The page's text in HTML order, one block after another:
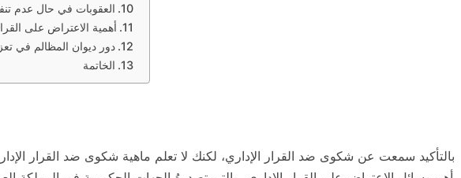
العقوبات في حال عدم
أهمية الاعتراض على
دور ديوان المظالم في
الخاتمة
بالتأكيد سمعت عن شكوى ضد القرار الإداري، لكنك لا تعلم ماهية شكوى ضد القرار